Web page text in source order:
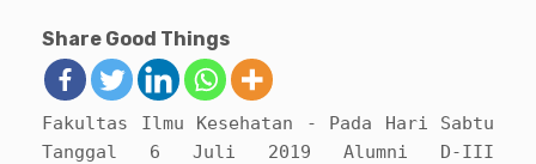
Share Good Things
Fakultas Ilmu Kesehatan - Pada Hari Sabtu
Tanggal 6 Juli 2019 Alumni D-III